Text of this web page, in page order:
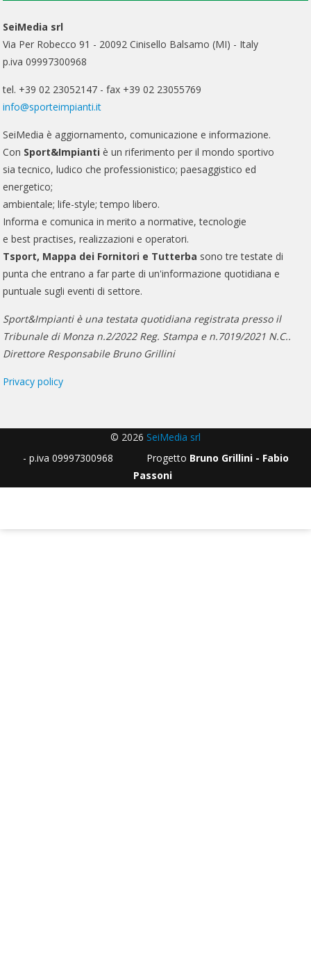
SeiMedia srl
Via Per Robecco 91 - 20092 Cinisello Balsamo (MI) - Italy
p.iva 09997300968
tel. +39 02 23052147 - fax +39 02 23055769
info@sporteimpianti.it
SeiMedia è aggiornamento, comunicazione e informazione.
Con Sport&Impianti è un riferimento per il mondo sportivo
sia tecnico, ludico che professionistico; paesaggistico ed
energetico;
ambientale; life-style; tempo libero.
Informa e comunica in merito a normative, tecnologie
e best practises, realizzazioni e operatori.
Tsport, Mappa dei Fornitori e Tutterba sono tre testate di
punta che entrano a far parte di un'informazione quotidiana e
puntuale sugli eventi di settore.
Sport&Impianti è una testata quotidiana registrata presso il
Tribunale di Monza n.2/2022 Reg. Stampa e n.7019/2021 N.C..
Direttore Responsabile Bruno Grillini
Privacy policy
© 2026 SeiMedia srl
- p.iva 09997300968 Progetto Bruno Grillini - Fabio
Passoni